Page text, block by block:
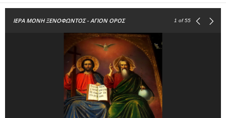
ΙΕΡΑ ΜΟΝΗ ΞΕΝΟΦΩΝΤΟΣ - ΑΓΙΟΝ ΟΡΟΣ 1 of 55